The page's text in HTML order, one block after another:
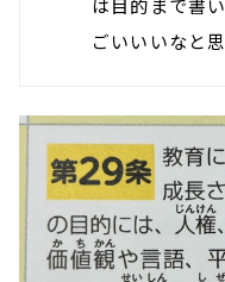
は目的まで書
ごいいいなと思